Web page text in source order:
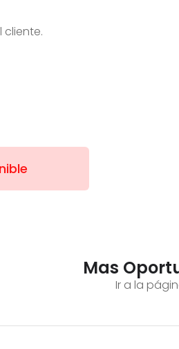
cliente.
Mas
Ir a la